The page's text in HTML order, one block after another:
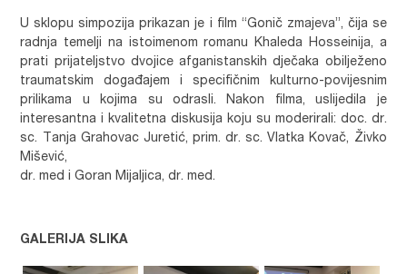
U sklopu simpozija prikazan je i film “Gonič zmajeva”, čija se
radnja temelji na istoimenom romanu Khaleda Hosseinija, a
prati prijateljstvo dvojice afganistanskih dječaka obilježeno
traumatskim događajem i specifičnim kulturno-povijesnim
prilikama u kojima su odrasli. Nakon filma, uslijedila je
interesantna i kvalitetna diskusija koju su moderirali: doc. dr.
sc. Tanja Grahovac Juretić, prim. dr. sc. Vlatka Kovač, Živko
Mišević,
dr. med i Goran Mijaljica, dr. med.
GALERIJA SLIKA